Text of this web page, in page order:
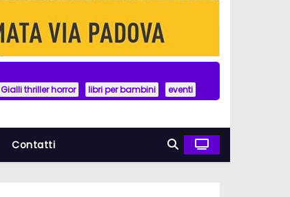
Gialli thriller horror libri per bambini eventi
Contatti